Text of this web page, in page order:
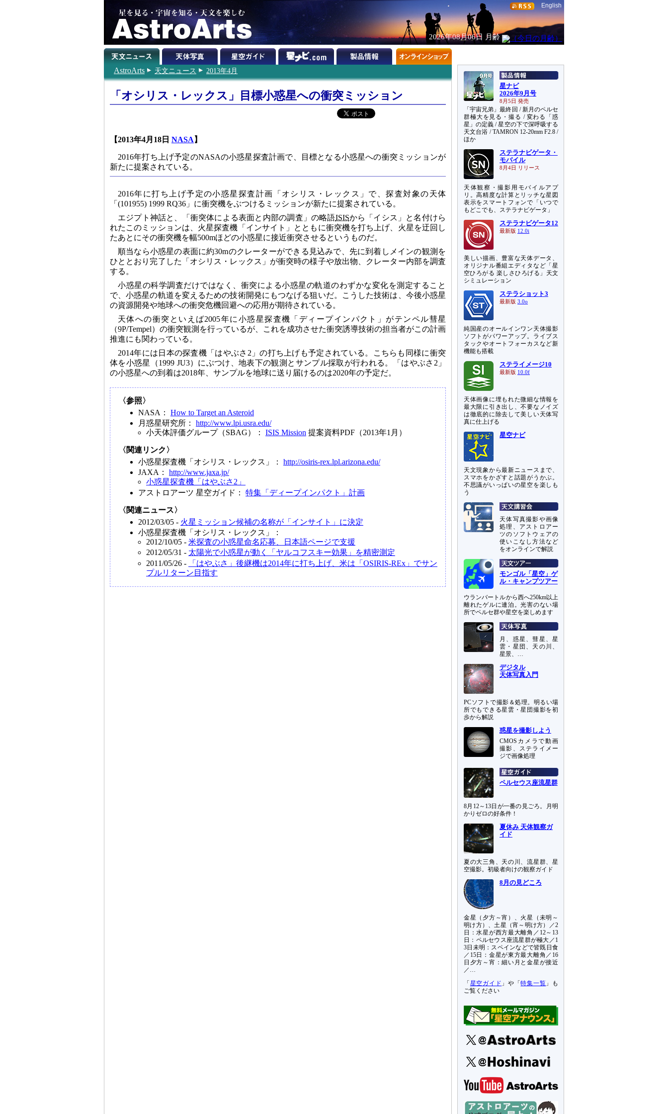
English
2026年08月06日 月齢
AstroArts 天文ニュース 2013年4月
「オシリス・レックス」目標小惑星への衝突ミッション
【2013年4月18日 NASA 】
2016年打ち上げ予定のNASAの小惑星探査計画で、目標となる小惑星への衝突ミッションが
新たに提案されている。
2016年に打ち上げ予定の小惑星探査計画「オシリス・レックス」で、探査対象の天体
「(101955) 1999 RQ36」に衝突機をぶつけるミッションが新たに提案されている。
エジプト神話と、「衝突体による表面と内部の調査」の略語ISISから「イシス」と名付けら
れたこのミッションは、火星探査機「インサイト」とともに衝突機を打ち上げ、火星を迂回し
たあとにその衝突機を幅500mほどの小惑星に接近衝突させるというものだ。
順当なら小惑星の表面に約30mのクレーターができる見込みで、先に到着しメインの観測を
ひととおり完了した「オシリス・レックス」が衝突時の様子や放出物、クレーター内部を調査
する。
小惑星の科学調査だけではなく、衝突による小惑星の軌道のわずかな変化を測定すること
で、小惑星の軌道を変えるための技術開発にもつなげる狙いだ。こうした技術は、今後小惑星
の資源開発や地球への衝突危機回避への応用が期待されている。
天体への衝突といえば2005年に小惑星探査機「ディープインパクト」がテンペル彗星
（9P/Tempel）の衝突観測を行っているが、これを成功させた衝突誘導技術の担当者がこの計画
推進にも関わっている。
2014年には日本の探査機「はやぶさ2」の打ち上げも予定されている。こちらも同様に衝突
体を小惑星（1999 JU3）にぶつけ、地表下の観測とサンプル採取が行われる。「はやぶさ2」
の小惑星への到着は2018年、サンプルを地球に送り届けるのは2020年の予定だ。
〈参照〉
NASA： How to Target an Asteroid
月惑星研究所： http://www.lpi.usra.edu/
小天体評価グループ（SBAG）： ISIS Mission 提案資料PDF（2013年1月）
〈関連リンク〉
小惑星探査機「オシリス・レックス」： http://osiris-rex.lpl.arizona.edu/
JAXA： http://www.jaxa.jp/
小惑星探査機「はやぶさ2」
アストロアーツ 星空ガイド： 特集「ディープインパクト」計画
〈関連ニュース〉
2012/03/05 - 火星ミッション候補の名称が「インサイト」に決定
小惑星探査機「オシリス・レックス」：
2012/10/05 - 米探査の小惑星命名応募、日本語ページで支援
2012/05/31 - 太陽光で小惑星が動く「ヤルコフスキー効果」を精密測定
2011/05/26 -
「はやぶさ」後継機は2014年に打ち上げ、米は「OSIRIS-REx」でサン
プルリターン目指す
星ナビ
2026年9月号
8月5日 発売
「宇宙兄弟」最終回 / 新月のペルセ
群極大を見る・撮る / 変わる「惑
星」の定義 / 星空の下で深呼吸する
天文台浴 / TAMRON 12-20mm F2.8 /
ほか
ステラナビゲータ・
モバイル
8月4日 リリース
天体観察・撮影用モバイルアプ
リ。高精度な計算とリッチな星図
表示をスマートフォンで「いつで
もどこでも、ステラナビゲータ」
ステラナビゲータ12
最新版 12.0i
美しい描画、豊富な天体データ、
オリジナル番組エディタなど「星
空ひろがる 楽しさひろげる」天文
シミュレーション
ステラショット3
最新版 3.0o
純国産のオールインワン天体撮影
ソフトがパワーアップ。ライブス
タックやオートフォーカスなど新
機能も搭載
ステライメージ10
最新版 10.0f
天体画像に埋もれた微細な情報を
最大限に引き出し、不要なノイズ
は徹底的に除去して美しい天体写
真に仕上げる
星空ナビ
天文現象から最新ニュースまで、
スマホをかざすと話題がうかぶ。
不思議がいっぱいの星空を楽しも
う
天体写真撮影や画像
処理、アストロアー
ツのソフトウェアの
使いこなし方法など
をオンラインで解説
モンゴル「星空」ゲ
ル・キャンプツアー
ウランバートルから西へ250km以上
離れたゲルに連泊。光害のない場
所でペルセ群や星空を楽しめます
月、惑星、彗星、星
雲・星団、天の川、
星景、…
デジタル
天体写真入門
PCソフトで撮影＆処理。明るい場
所でもできる星雲・星団撮影を初
歩から解説
惑星を撮影しよう
CMOSカメラで動画
撮影、ステライメー
ジで画像処理
ペルセウス座流星群
8月12～13日が一番の見ごろ。月明
かりゼロの好条件！
夏休み 天体観察ガ
イド
夏の大三角、天の川、流星群、星
空撮影。初級者向けの観察ガイド
8月の見どころ
金星（夕方～宵）、火星（未明～
明け方）、土星（宵～明け方）／2
日：水星が西方最大離角／12～13
日：ペルセウス座流星群が極大／1
3日未明：スペインなどで皆既日食
／15日：金星が東方最大離角／16
日夕方～宵：細い月と金星が接近
／…
「 星空ガイド 」や「特集一覧 」も
ご覧ください